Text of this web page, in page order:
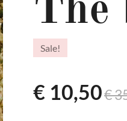
The
Sale!
€ 10,50€